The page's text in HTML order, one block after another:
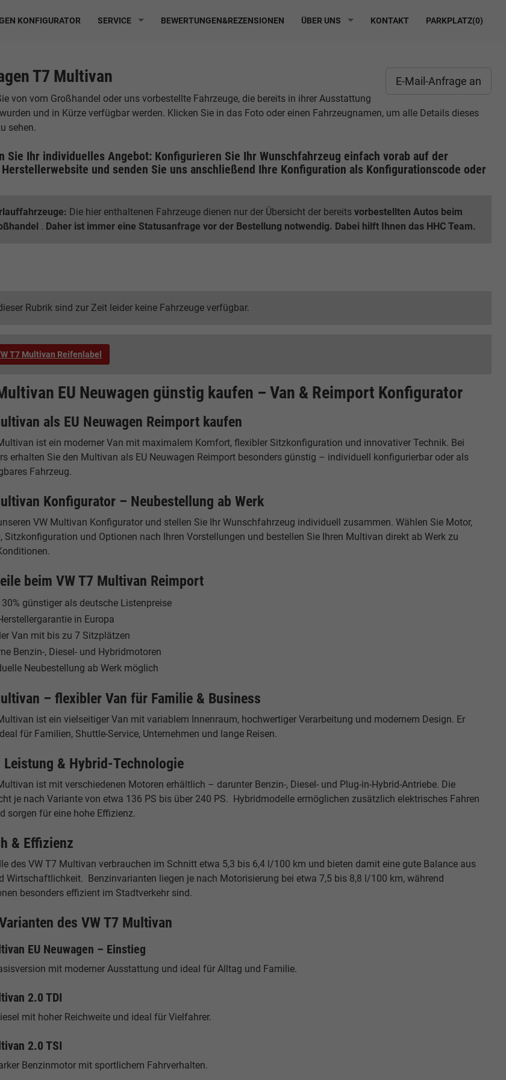
KONFIGURATOR SERVICE BEWERTUNGEN&REZENSIONEN ÜBER UNS KONTAKT PARKPLATZ(0)
E-Mail-Anfrage an
T7 Multivan
von vom Großhandel oder uns vorbestellte Fahrzeuge, die bereits in ihrer Ausstattung
und in Kürze verfügbar werden. Klicken Sie in das Foto oder einen Fahrzeugnamen, um alle Details dieses
sehen.
Sie Ihr individuelles Angebot: Konfigurieren Sie Ihr Wunschfahrzeug einfach vorab auf der
Herstellerwebsite und senden Sie uns anschließend Ihre Konfiguration als Konfigurationscode oder
Die hier enthaltenen Fahrzeuge dienen nur der Übersicht der bereitsvorbestellten Autos beim
. Daher ist immer eine Statusanfrage vor der Bestellung notwendig. Dabei hilft Ihnen das HHC Team.
Rubrik sind zur Zeit leider keine Fahrzeuge verfügbar.
T7 Multivan Reifenlabel
EU Neuwagen günstig kaufen – Van & Reimport Konfigurator
als EU Neuwagen Reimport kaufen
ist ein moderner Van mit maximalem Komfort, flexibler Sitzkonfiguration und innovativer Technik. Bei
erhalten Sie den Multivan als EU Neuwagen Reimport besonders günstig – individuell konfigurierbar oder als
Fahrzeug.
Konfigurator – Neubestellung ab Werk
VW Multivan Konfigurator und stellen Sie Ihr Wunschfahrzeug individuell zusammen. Wählen Sie Motor,
Sitzkonfiguration und Optionen nach Ihren Vorstellungen und bestellen Sie Ihren Multivan direkt ab Werk zu
beim VW T7 Multivan Reimport
günstiger als deutsche Listenpreise
in Europa
Van mit bis zu 7 Sitzplätzen
Benzin-, Diesel- und Hybridmotoren
Neubestellung ab Werk möglich
– flexibler Van für Familie & Business
ist ein vielseitiger Van mit variablem Innenraum, hochwertiger Verarbeitung und modernem Design. Er
für Familien, Shuttle-Service, Unternehmen und lange Reisen.
Leistung & Hybrid-Technologie
ist mit verschiedenen Motoren erhältlich – darunter Benzin-, Diesel- und Plug-in-Hybrid-Antriebe. Die
je nach Variante von etwa 136 PS bis über 240 PS. Hybridmodelle ermöglichen zusätzlich elektrisches Fahren
sorgen für eine hohe Effizienz.
& Effizienz
des VW T7 Multivan verbrauchen im Schnitt etwa 5,3 bis 6,4 l/100 km und bieten damit eine gute Balance aus
Wirtschaftlichkeit. Benzinvarianten liegen je nach Motorisierung bei etwa 7,5 bis 8,8 l/100 km, während
besonders effizient im Stadtverkehr sind.
des VW T7 Multivan
EU Neuwagen – Einstieg
mit moderner Ausstattung und ideal für Alltag und Familie.
2.0 TDI
mit hoher Reichweite und ideal für Vielfahrer.
2.0 TSI
Benzinmotor mit sportlichem Fahrverhalten.